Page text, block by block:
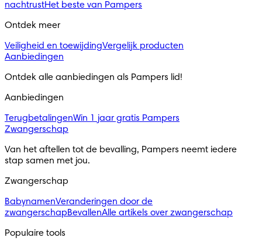
nachtrustHet beste van Pampers
Ontdek meer
Veiligheid en toewijdingVergelijk producten
Aanbiedingen
Ontdek alle aanbiedingen als Pampers lid!
Aanbiedingen
TerugbetalingenWin 1 jaar gratis Pampers
Zwangerschap
Van het aftellen tot de bevalling, Pampers neemt iedere
stap samen met jou.
Zwangerschap
BabynamenVeranderingen door de
zwangerschapBevallenAlle artikels over zwangerschap
Populaire tools